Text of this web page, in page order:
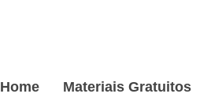
Home Materiais Gratuitos